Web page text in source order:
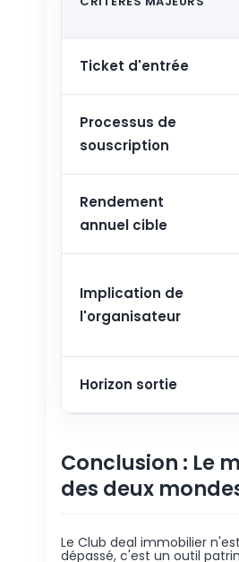
Ticket d'entrée
Processus de
souscription
Rendement
annuel cible
Implication de
l'organisateur
Horizon sortie
Conclusion : Le
des deux
Le Club deal immobilier
dépassé, c'est un outil